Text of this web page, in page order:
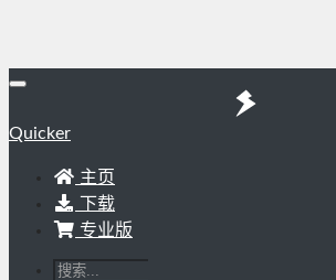
Quicker
主页
下载
专业版